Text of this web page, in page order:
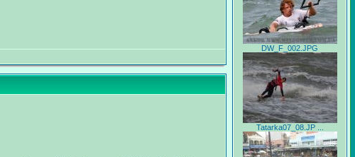
DW_F_002.JPG
Tatarka07_08.JP ...